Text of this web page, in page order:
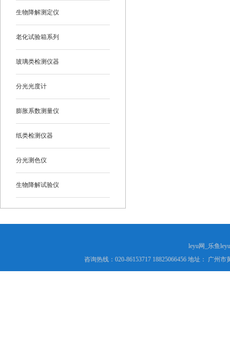
生物降解测定仪
老化试验箱系列
玻璃类检测仪器
分光光度计
膨胀系数测量仪
纸类检测仪器
分光测色仪
生物降解试验仪
leyu网_乐鱼
咨询热线：020-86153717 18825066456 地址： 广州